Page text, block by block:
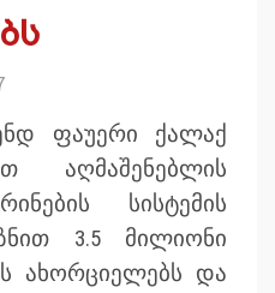
ფაუერი ქალაქ
აღმაშენებლის
სისტემის
3.5 მილიონი
ახორციელებს და